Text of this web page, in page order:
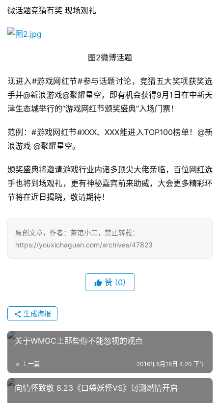
手
机
游
戏
机
游
戏
休
闲
戏
2
2
第
奖
月
3
微话题竞猜有奖 现场观礼
图2微博话题
现进入#游戏网红节#参与话题讨论，竞猜五大奖项获奖选
手并@新浪游戏@聚耀星空，即有机会获得9月1日在中新天
津生态城举行的“游戏网红节颁奖盛典”入场门票！
范例：#游戏网红节#XXX、XXX能进入TOP100榜单！@新
浪游戏 @聚耀星空。
颁奖盛典将邀请游戏行业内诸多顶尖大佬亲临，百位网红选
手也将到场观礼，更有神秘嘉宾前来助威，大会更多精彩环
节将在近日揭晓，敬请期待！
原创文章，作者：茶馆小二，禁止转载：
https://youxichaguan.com/archives/47823
赞 (0)
生成海报
关于WMGC上那些你不能忽视的观点
上一篇 2016年8月18日 4:20 下午
向情怀致敬 8.23《口袋妖怪VS》封测燃情开启